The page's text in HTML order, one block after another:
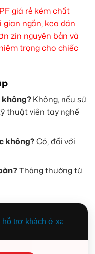
giá rẻ kém chất
gian ngắn, keo dán
zin nguyên bản và
trọng cho chiếc
không? Không, nếu sử
thuật viên tay nghề
không?Có, đối với
Thông thường từ